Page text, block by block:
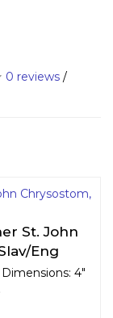
0 reviews /
St. John
Eng
4"